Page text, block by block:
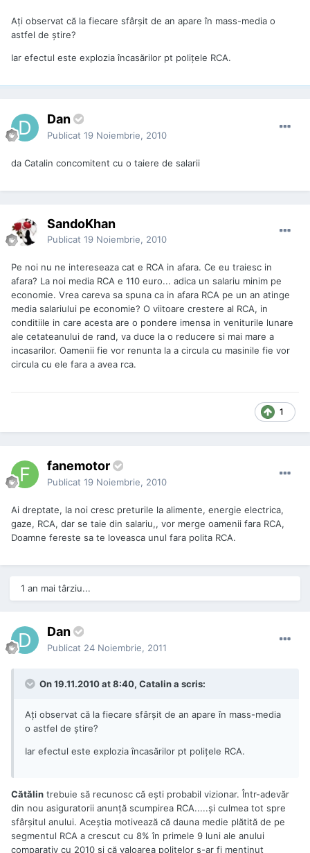
Ați observat că la fiecare sfârșit de an apare în mass-media o
astfel de știre?
Iar efectul este explozia încasărilor pt polițele RCA.
Dan
Publicat 19 Noiembrie, 2010
da Catalin concomitent cu o taiere de salarii
SandoKhan
Publicat 19 Noiembrie, 2010
Pe noi nu ne intereseaza cat e RCA in afara. Ce eu traiesc in
afara? La noi media RCA e 110 euro... adica un salariu minim pe
economie. Vrea careva sa spuna ca in afara RCA pe un an atinge
media salariului pe economie? O viitoare crestere al RCA, in
conditiile in care acesta are o pondere imensa in veniturile lunare
ale cetateanului de rand, va duce la o reducere si mai mare a
incasarilor. Oamenii fie vor renunta la a circula cu masinile fie vor
circula cu ele fara a avea rca.
1
fanemotor
Publicat 19 Noiembrie, 2010
Ai dreptate, la noi cresc preturile la alimente, energie electrica,
gaze, RCA, dar se taie din salariu,, vor merge oamenii fara RCA,
Doamne fereste sa te loveasca unul fara polita RCA.
1 an mai târziu...
Dan
Publicat 24 Noiembrie, 2011
On 19.11.2010 at 8:40, Catalin a scris:
Ați observat că la fiecare sfârșit de an apare în mass-media
o astfel de știre?
Iar efectul este explozia încasărilor pt polițele RCA.
Cătălin trebuie să recunosc că eşti probabil vizionar. Într-adevăr
din nou asiguratorii anunţă scumpirea RCA.....şi culmea tot spre
sfârşitul anului. Aceştia motivează că dauna medie plătită de pe
segmentul RCA a crescut cu 8% în primele 9 luni ale anului
comparativ cu 2010 şi că valoarea poliţelor s-ar fi menţinut